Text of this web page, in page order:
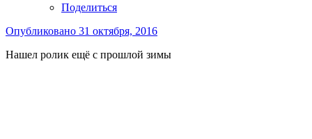
Поделиться
Опубликовано 31 октября, 2016
Нашел ролик ещё с прошлой зимы